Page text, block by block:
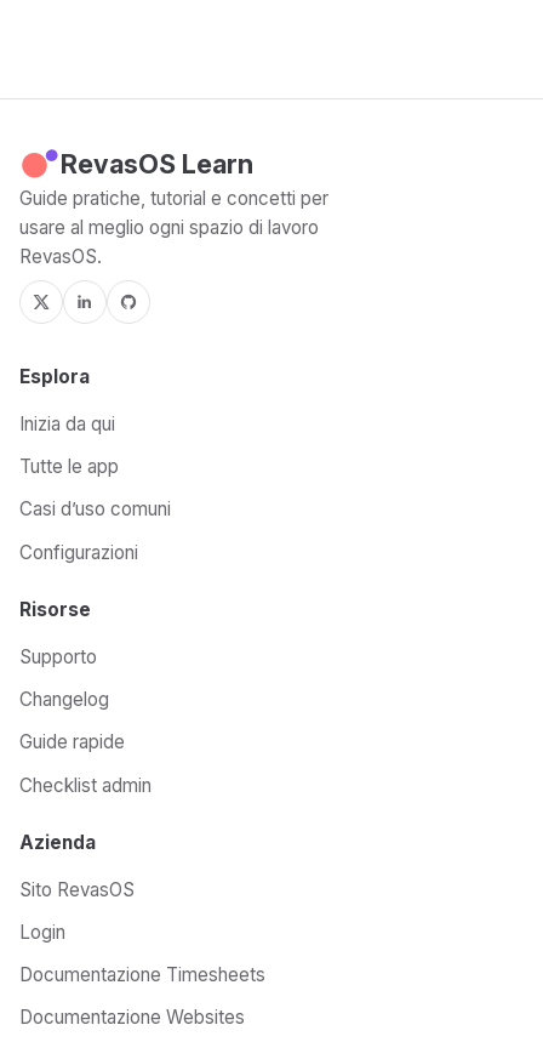
RevasOS Learn
Guide pratiche, tutorial e concetti per
usare al meglio ogni spazio di lavoro
RevasOS.
Esplora
Inizia da qui
Tutte le app
Casi d’uso comuni
Configurazioni
Risorse
Supporto
Changelog
Guide rapide
Checklist admin
Azienda
Sito RevasOS
Login
Documentazione Timesheets
Documentazione Websites